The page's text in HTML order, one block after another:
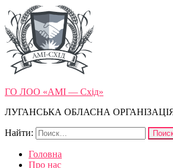
ГО ЛОО «АМІ — Схід»
ЛУГАНСЬКА ОБЛАСНА
Найти:
Головна
Про нас